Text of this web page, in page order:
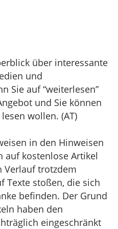
über interessante
und
Sie auf “weiterlesen”
und Sie können
wollen. (AT)
in den Hinweisen
auf kostenlose Artikel
Verlauf trotzdem
Texte stoßen, die sich
befinden. Der Grund
haben den
eingeschränkt